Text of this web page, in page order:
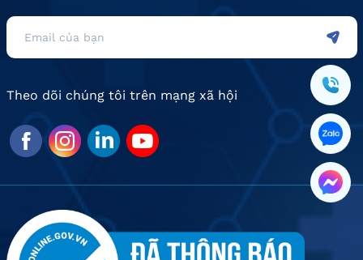
Theo dõi chúng tôi trên mạng xã hội